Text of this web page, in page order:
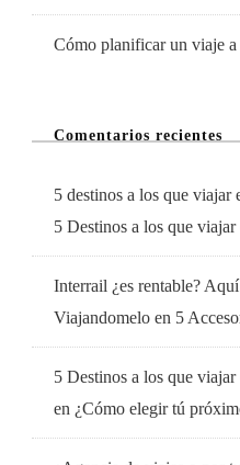
Cómo planificar un viaje a
Comentarios recientes
5 destinos a los que
5 Destinos a los que
Interrail ¿es rentable?
Viajandomelo en 5
5 Destinos a los que
en ¿Cómo elegir tú